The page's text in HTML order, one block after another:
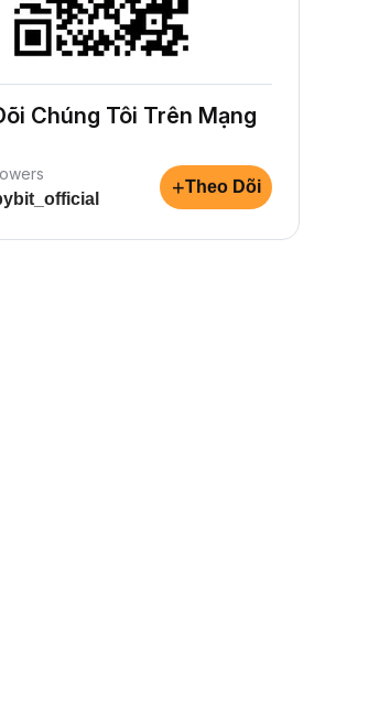
Chúng Tôi Trên Mạng
+Theo Dõi